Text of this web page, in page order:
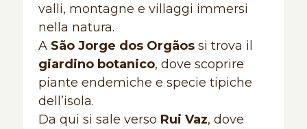
valli, montagne e villaggi immersi
nella natura.
A São Jorge dos Orgãossi trova il
giardino botanico, dove scoprire
piante endemiche e specie tipiche
dell’isola.
Da qui si sale verso Rui Vaz, dove